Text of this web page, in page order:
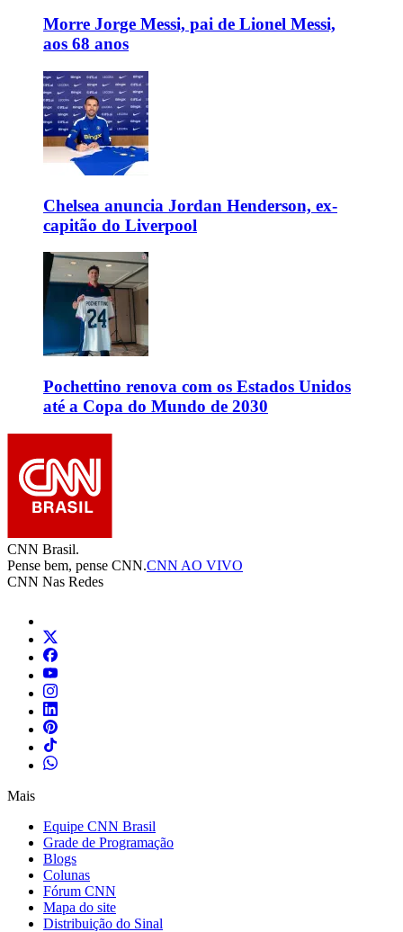
Morre Jorge Messi, pai de Lionel Messi,
aos 68 anos
Chelsea anuncia Jordan Henderson, ex-
capitão do Liverpool
Pochettino renova com os Estados Unidos
até a Copa do Mundo de 2030
CNN Brasil.
Pense bem, pense CNN.CNN AO VIVO
CNN Nas Redes
Mais
Equipe CNN Brasil
Grade de Programação
Blogs
Colunas
Fórum CNN
Mapa do site
Distribuição do Sinal